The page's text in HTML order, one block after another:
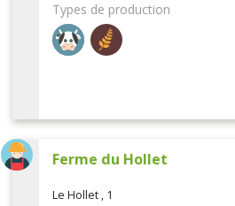
Types de production
Ferme du Hollet
Le Hollet , 1